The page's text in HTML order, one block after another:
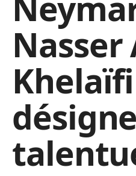
Nasser
Khelaïfi